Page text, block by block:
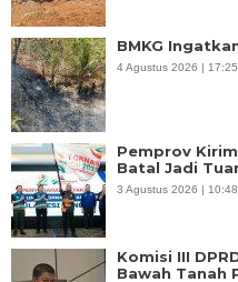
BMKG
4 Agustus 2026 |
Pemprov
Batal Jadi
3 Agustus 2026 |
Komisi III
Bawah Tanah